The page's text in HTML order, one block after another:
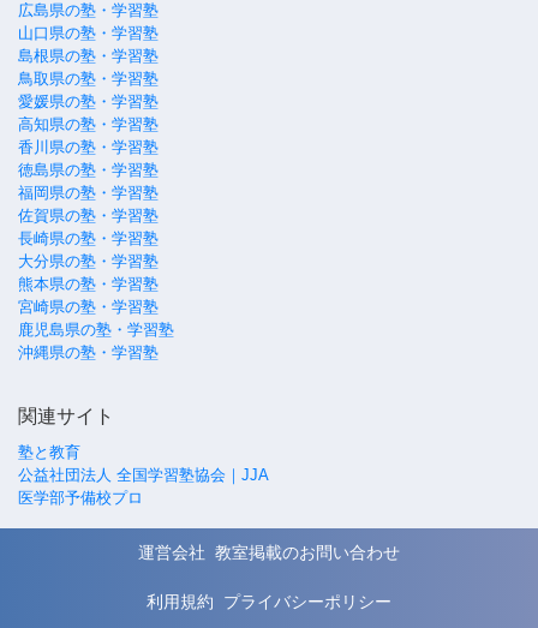
広島県の塾・学習塾
山口県の塾・学習塾
島根県の塾・学習塾
鳥取県の塾・学習塾
愛媛県の塾・学習塾
高知県の塾・学習塾
香川県の塾・学習塾
徳島県の塾・学習塾
福岡県の塾・学習塾
佐賀県の塾・学習塾
長崎県の塾・学習塾
大分県の塾・学習塾
熊本県の塾・学習塾
宮崎県の塾・学習塾
鹿児島県の塾・学習塾
沖縄県の塾・学習塾
関連サイト
塾と教育
公益社団法人 全国学習塾協会｜JJA
医学部予備校プロ
運営会社 教室掲載のお問い合わせ
利用規約 プライバシーポリシー